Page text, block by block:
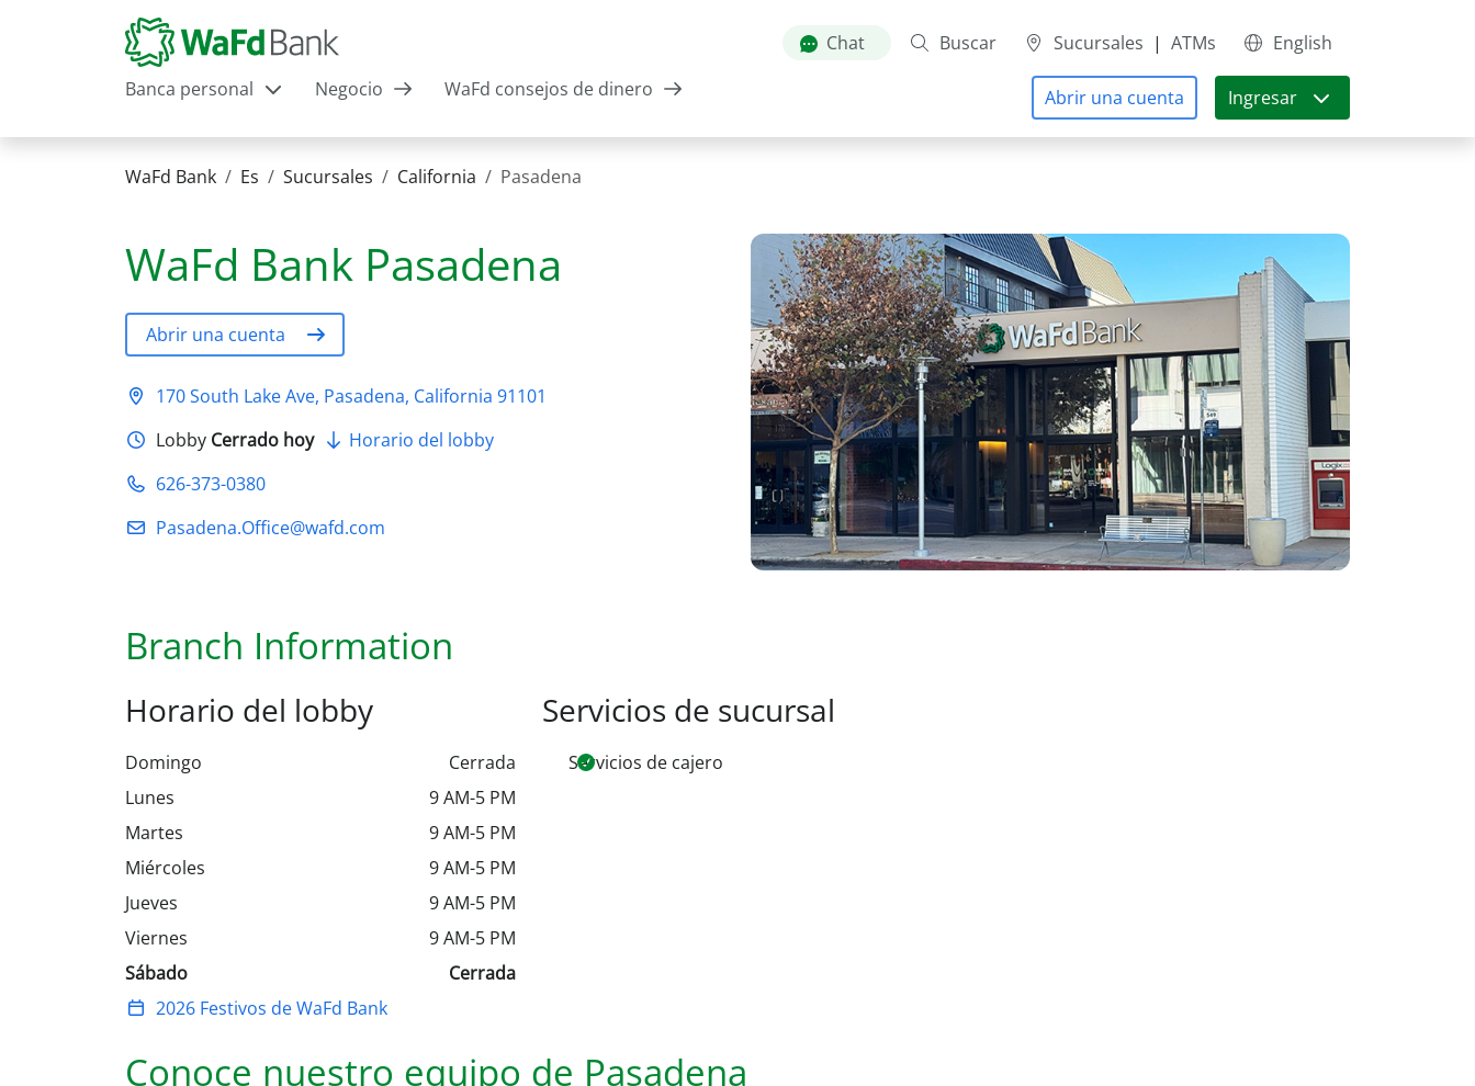
Chat Buscar Sucursales | ATMs
English
Banca personal
Negocio WaFd consejos de dinero Abrir una cuenta Ingresar
WaFd Bank Es Sucursales California Pasadena
WaFd Bank Pasadena
Abrir una cuenta
170 South Lake Ave, Pasadena, California 91101
Lobby Cerrado hoy
Horario del lobby
626-373-0380
Pasadena.Office@wafd.com
Branch Information
Horario del lobby
Domingo
Cerrada
Lunes
9 AM-5 PM
Martes
9 AM-5 PM
Miércoles
9 AM-5 PM
Jueves
9 AM-5 PM
Viernes
9 AM-5 PM
Sábado
Cerrada
2026 Festivos de WaFd Bank
Servicios de sucursal
Servicios de cajero
Conoce nuestro equipo de Pasadena